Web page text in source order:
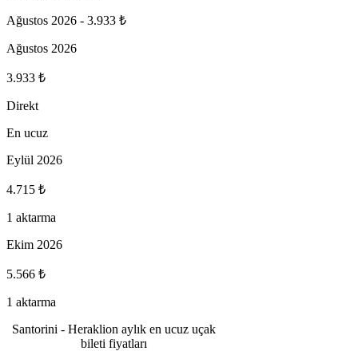
Ağustos 2026 - 3.933 ₺
Ağustos 2026
3.933 ₺
Direkt
En ucuz
Eylül 2026
4.715 ₺
1 aktarma
Ekim 2026
5.566 ₺
1 aktarma
Santorini - Heraklion aylık en ucuz uçak
bileti fiyatları